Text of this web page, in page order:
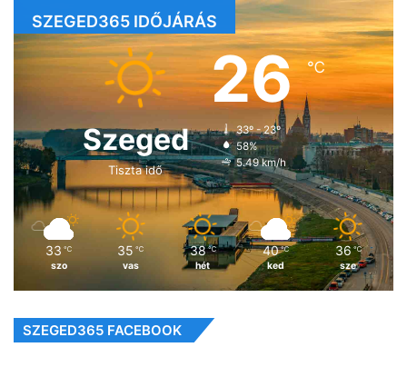
SZEGED365 IDŐJÁRÁS
Szeged
Tiszta idő
26℃
33º - 23º
58%
5.49 km/h
33 ℃
szo
35 ℃
vas
38 ℃
hét
40 ℃
ked
36 ℃
sze
SZEGED365 FACEBOOK